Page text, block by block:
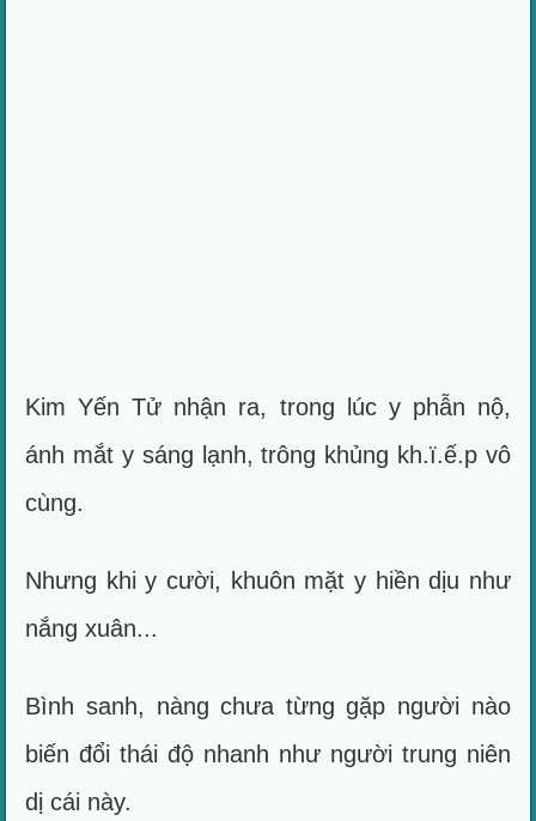
Kim Yến Tử nhận ra, trong lúc y phẫn nộ,
ánh mắt y sáng lạnh, trông khủng kh.ï.ế.p vô
cùng.
Nhưng khi y cười, khuôn mặt y hiền dịu như
nắng xuân...
Bình sanh, nàng chưa từng gặp người nào
biến đổi thái độ nhanh như người trung niên
dị cái này.